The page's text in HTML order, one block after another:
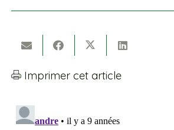
Imprimer cet article